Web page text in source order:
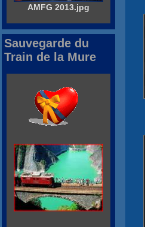
AMFG 2013.jpg
Sauvegarde du
Train de la Mure